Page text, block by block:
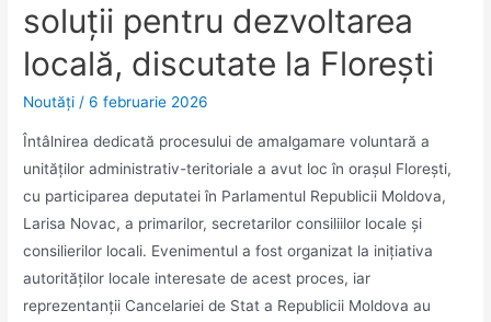
soluții pentru dezvoltarea
locală, discutate la Florești
Noutăţi /6 februarie 2026
Întâlnirea dedicată procesului de amalgamare voluntară a
unităților administrativ-teritoriale a avut loc în orașul Florești,
cu participarea deputatei în Parlamentul Republicii Moldova,
Larisa Novac, a primarilor, secretarilor consiliilor locale și
consilierilor locali. Evenimentul a fost organizat la inițiativa
autorităților locale interesate de acest proces, iar
reprezentanții Cancelariei de Stat a Republicii Moldova au